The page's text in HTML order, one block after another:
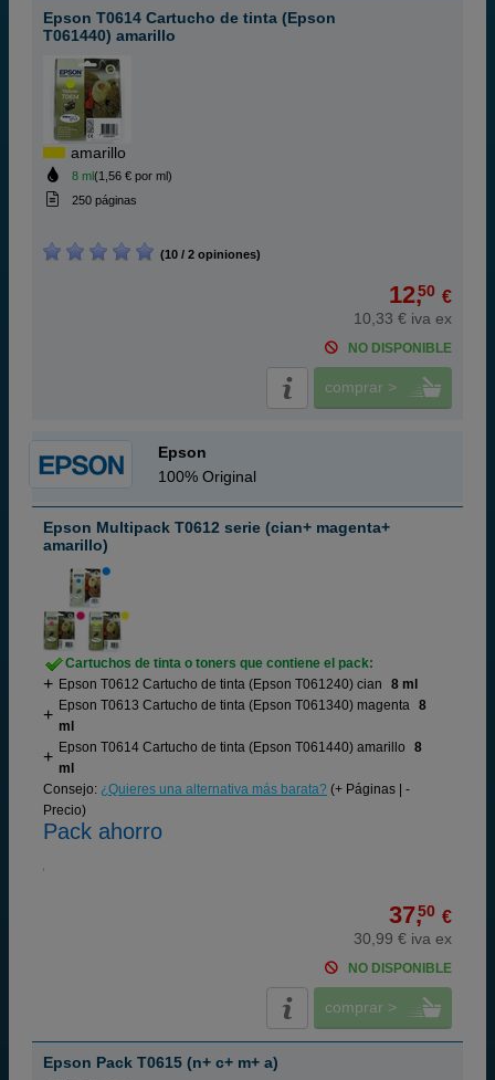
Epson T0614 Cartucho de tinta (Epson
T061440) amarillo
amarillo
8 ml(1,56 € por ml)
250 páginas
(10 / 2 opiniones)
12,50 €
10,33 € iva ex
NO DISPONIBLE
comprar >
Epson
100% Original
Epson Multipack T0612 serie (cian+ magenta+
amarillo)
Cartuchos de tinta o toners que contiene el pack:
Epson T0612 Cartucho de tinta (Epson T061240) cian
8 ml
Epson T0613 Cartucho de tinta (Epson T061340) magenta 8
ml
Epson T0614 Cartucho de tinta (Epson T061440) amarillo
8
ml
Consejo: ¿Quieres una alternativa más barata? (+ Páginas | -
Precio)
Pack ahorro
37,50 €
30,99 € iva ex
NO DISPONIBLE
comprar >
Epson Pack T0615 (n+ c+ m+ a)